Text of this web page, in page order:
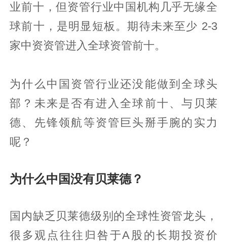
业前十，但资管行业中国机构几乎无缘全
球前十，是明显短板。期待未来至少 2-3
家中资资管进入全球资管前十。
为什么中国资管行业还没能做到全球头
部？未来是否有进入全球前十、与贝莱
德、先锋领航等资管巨头掰手腕的实力
呢？
为什么中国没有贝莱德？
国内缺乏贝莱德级别的全球性资管龙头，
很多观点往往归咎于A股的长期投资价